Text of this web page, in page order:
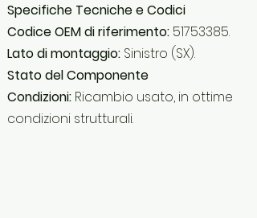
Specifiche Tecniche e Codici
Codice OEM di riferimento: 51753385.
Lato di montaggio: Sinistro (SX).
Stato del Componente
Condizioni: Ricambio usato, in ottime
condizioni strutturali.